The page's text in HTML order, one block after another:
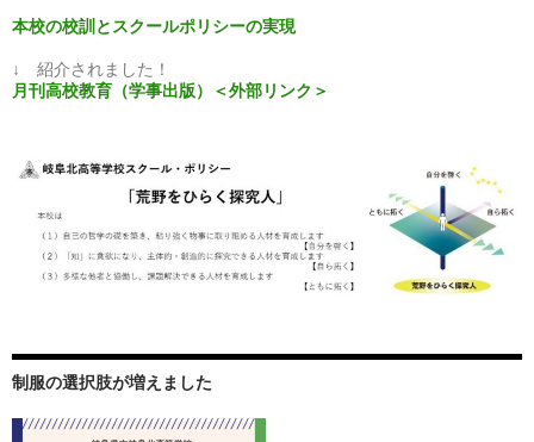
ン
本校の校訓とスクールポリシーの実現
↓ 紹介されました！
月刊高校教育（学事出版）＜外部リンク＞
制服の選択肢が増えました